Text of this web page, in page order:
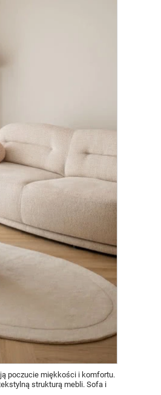
poczucie miękkości i komfortu.
strukturą mebli. Sofa i